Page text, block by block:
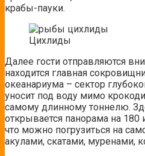
крабы-пауки.
Цихлиды
Далее гости отправляются
находится главная
океанариума – сектор
уносит под воду мимо
самому длинному тоннелю.
открывается панорама на 180
что можно погрузиться на
акулами, скатами, муренами,